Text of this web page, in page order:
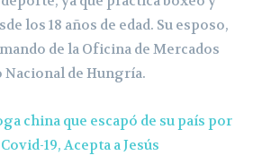
los 18 años de edad. Su esposo,
de la Oficina de Mercados
Nacional de Hungría.
china que escapó de su país por
19, Acepta a Jesús